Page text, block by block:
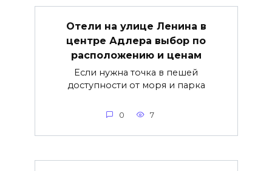
Отели на улице Ленина в
центре Адлера выбор по
расположению и ценам
Если нужна точка в пешей
доступности от моря и парка
0 7